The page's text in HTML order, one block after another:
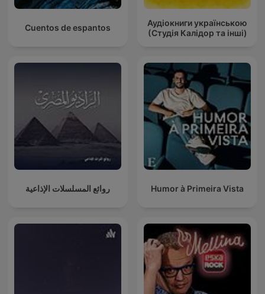
Cuentos de espantos
Аудіокниги українською
(Студія Калідор та інші)
روائع المسلسلات الإذاعية Humor à Primeira Vista